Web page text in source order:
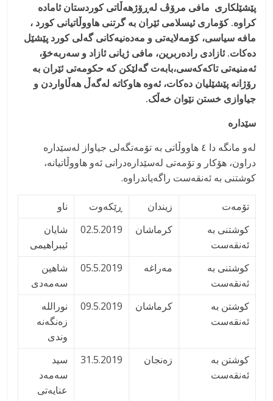
پێشێلکاری مافی مرۆڤ لەڕۆژهەڵاتی کوردستان ئامادە
کراوە. کۆماری ئیسلامی ئێران بە گرتنی هاووڵاتیانی کورد ،
مافە سیاسی، کۆمەلایەتی و مەدەنیەکانی گەلی کورد پێشێل
دەکات. ئازادی رادەربرین، مافی ژیانی ئازاد و سەربەخۆ،
ئەمنیەتی تاکەکەسی،بابەت گەلێکن کە حکومەتی ئێران بە
رۆژانە پێشێلیان دەکات، ئەوە هاوکاتە لەگەڵ هەڵاواردن و
جیاوازی خستن نێوان خەڵک.
سێدارە
لەو مانگە دا ٤ هاووڵاتی بە تۆمەتگەلی جیاواز لەسێدارە
دراون، هۆکار و تۆمەتی لەسێدارەدرانی ئەو هاووڵاتیانە،
کوشتنی بە ئەنقەست راگەیاندراوە.
تۆمەت زیندان ڕێکەوت
ناو
کوشتنی بە
ئەنقەست
کرماشان 02.5.2019
شایان
ئیبراهیمی
کوشتنی بە
ئەنقەست
مەراغە 05.5.2019
شاهین
سەمەدی
کوشتن بە
ئەنقەست
کرماشان 09.5.2019
نورالله
زەنگەنه
وندی
کوشتن بە
ئەنقەست
زەنجان 31.5.2019
سید
سەمەد
عنایەتی